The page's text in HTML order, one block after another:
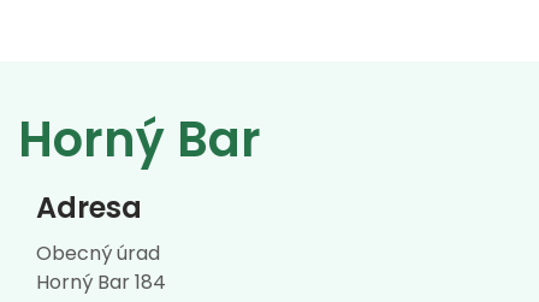
Horný Bar
Adresa
Obecný úrad
Horný Bar 184